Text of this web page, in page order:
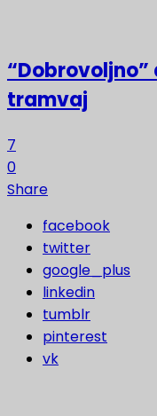
“Dobrovoljno”
tramvaj
7
0
Share
facebook
twitter
google_plus
linkedin
tumblr
pinterest
vk